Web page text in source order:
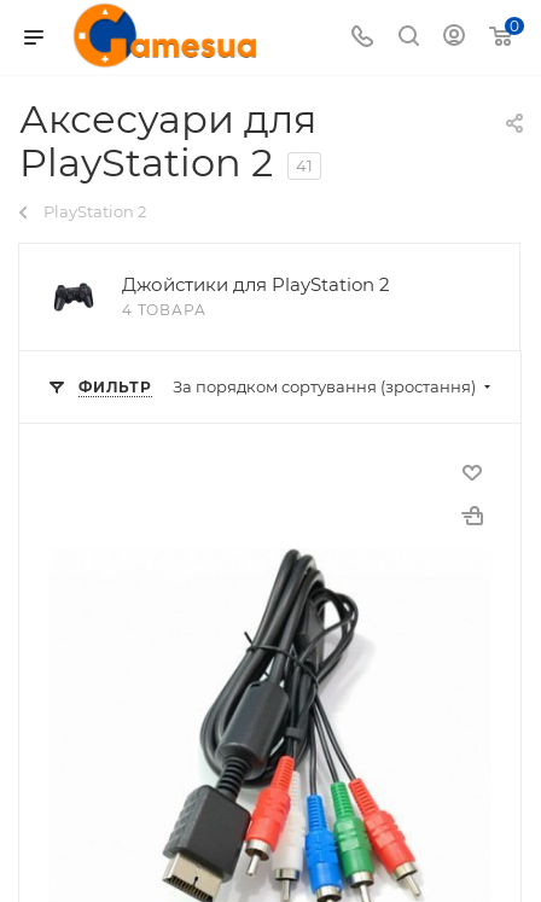
0
Аксесуари для
PlayStation 2
41
PlayStation 2
Джойстики для PlayStation 2
4 ТОВАРА
ФИЛЬТР За порядком сортування (зростання)